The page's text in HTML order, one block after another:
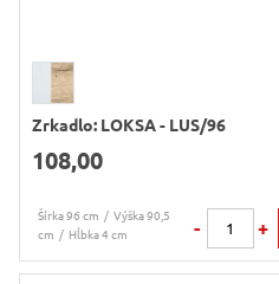
Zrkadlo: LOKSA - LUS/96
108,00
Šírka 96 cm
Výška 90,5
cm
Hĺbka 4 cm - +